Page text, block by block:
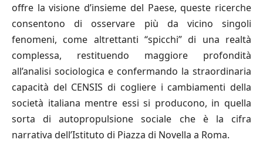
offre la visione d’insieme del Paese, queste ricerche
consentono di osservare più da vicino singoli
fenomeni, come altrettanti “spicchi” di una realtà
complessa, restituendo maggiore profondità
all’analisi sociologica e confermando la straordinaria
capacità del CENSIS di cogliere i cambiamenti della
società italiana mentre essi si producono, in quella
sorta di autopropulsione sociale che è la cifra
narrativa dell’Istituto di Piazza di Novella a Roma.